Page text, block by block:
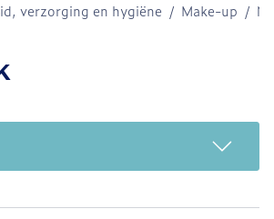
verzorging en hygiëne / Make-up /